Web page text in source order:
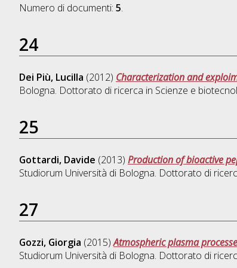
Numero di documenti: 5.
24
Dei Più, Lucilla (2012) Characterization and
Bologna. Dottorato di ricerca in Scienze e
25
Gottardi, Davide (2013) Production of bioactive
Studiorum Università di Bologna. Dottorato di
27
Gozzi, Giorgia (2015)Atmospheric plasma
Studiorum Università di Bologna. Dottorato di